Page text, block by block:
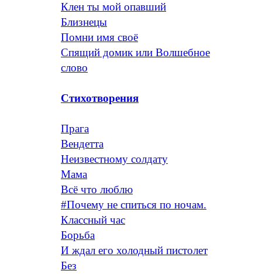
Клен ты мой опавший
Близнецы
Помни имя своё
Спящий домик или Волшебное
слово
Стихотворения
Прага
Вендетта
Неизвестному солдату
Мама
Всё что люблю
#Почему не спиться по ночам.
Классный час
Борьба
И ждал его холодный пистолет
Без